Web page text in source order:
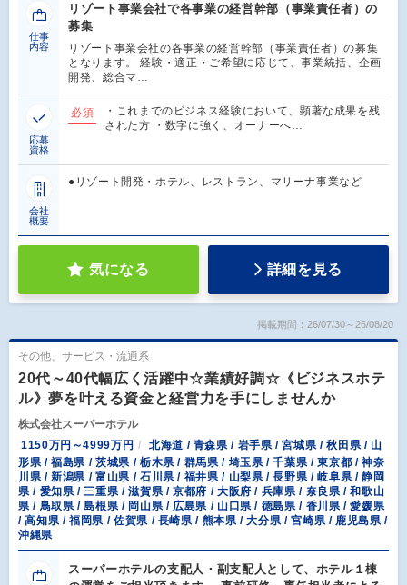
仕事
内容
リゾート事業会社で各事業の経営幹部（事業責任者）の
募集
リゾート事業会社の各事業の経営幹部（事業責任者）の募集
となります。 経験・適正・ご希望に応じて、事業統括、企画
開発、総合マ…
応募
資格
必須
・これまでのビジネス経験において、顕著な成果を残
された方 ・数字に強く、オーナーへ…
会社
概要
●リゾート開発・ホテル、レストラン、マリーナ事業など
気になる 詳細を見る
掲載期間：26/07/30～26/08/20
その他、サービス・流通系
20代～40代幅広く活躍中☆業績好調☆《ビジネスホテ
ル》夢を叶える資金と経営力を手にしませんか
株式会社スーパーホテル
1150万円～4999万円
北海道 / 青森県 / 岩手県 / 宮城県 / 秋田県 / 山
形県 / 福島県 / 茨城県 / 栃木県 / 群馬県 / 埼玉県 / 千葉県 / 東京都 / 神奈
川県 / 新潟県 / 富山県 / 石川県 / 福井県 / 山梨県 / 長野県 / 岐阜県 / 静岡
県 / 愛知県 / 三重県 / 滋賀県 / 京都府 / 大阪府 / 兵庫県 / 奈良県 / 和歌山
県 / 鳥取県 / 島根県 / 岡山県 / 広島県 / 山口県 / 徳島県 / 香川県 / 愛媛県
/ 高知県 / 福岡県 / 佐賀県 / 長崎県 / 熊本県 / 大分県 / 宮崎県 / 鹿児島県 /
沖縄県
スーパーホテルの支配人・副支配人として、ホテル１棟